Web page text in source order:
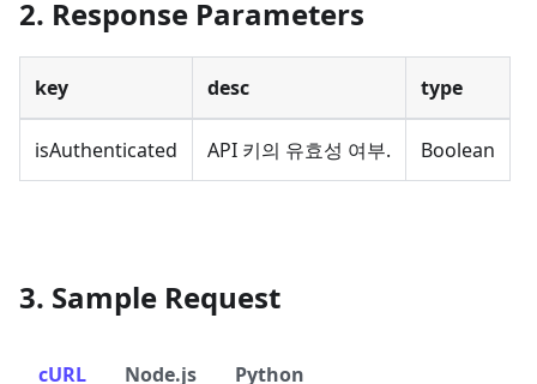
2. Response Parameters
key desc type
isAuthenticated API 키의 유효성 여부. Boolean
3. Sample Request
cURL Node.js Python